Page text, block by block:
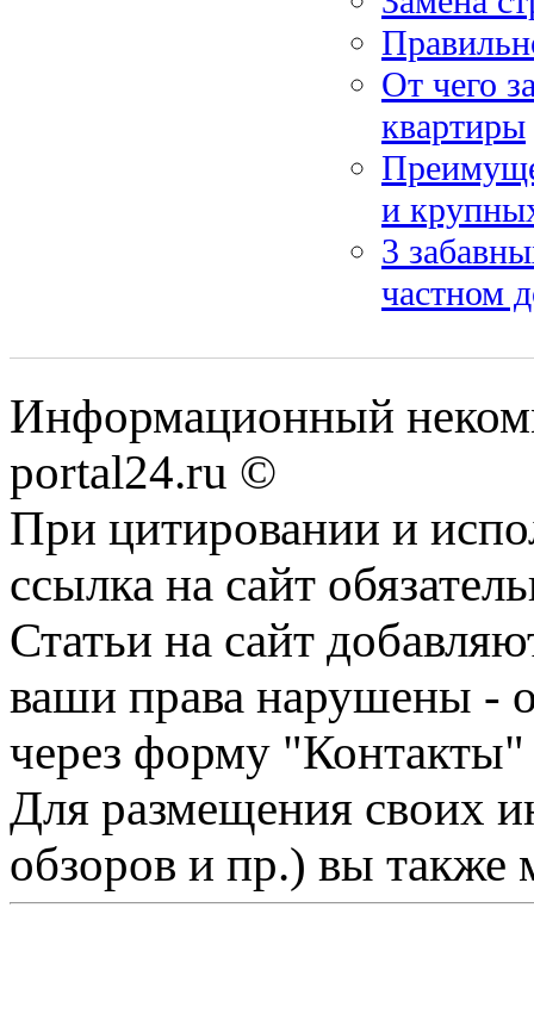
От чего
квартиры
и
3
частном
Информационный
portal24.ru ©
При цитировании и
ссылка на сайт
Статьи на сайт
ваши права нарушены -
через форму "Контакты"
Для размещения своих
обзоров и пр.) вы также